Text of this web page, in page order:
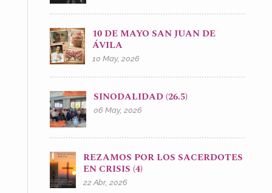
10 DE MAYO SAN JUAN DE
ÁVILA
10 May, 2026
SINODALIDAD (26.5)
06 May, 2026
REZAMOS POR LOS SACERDOTES
EN CRISIS (4)
22 Abr, 2026